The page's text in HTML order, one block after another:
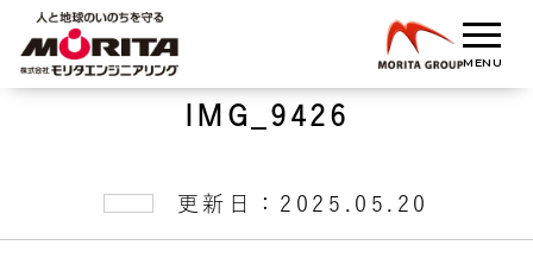
IMG_9426
更新日：2025.05.20